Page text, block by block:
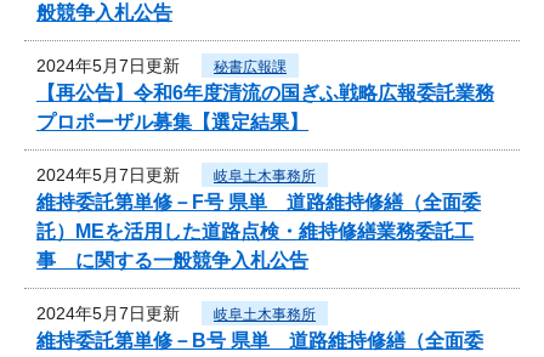
般競争入札公告
2024年5月7日更新 秘書広報課
【再公告】令和6年度清流の国ぎふ戦略広報委託業務
プロポーザル募集【選定結果】
2024年5月7日更新 岐阜土木事務所
維持委託第単修－F号 県単 道路維持修繕（全面委
託）MEを活用した道路点検・維持修繕業務委託工
事 に関する一般競争入札公告
2024年5月7日更新 岐阜土木事務所
維持委託第単修－B号 県単 道路維持修繕（全面委